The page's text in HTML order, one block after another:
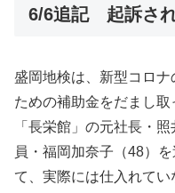
6/6追記 起訴さ
盛岡地検は、新型コロ
ための補助金をだまし
「長栄館」の元社長・
員・福岡加奈子（48）
て、実際には仕入れて